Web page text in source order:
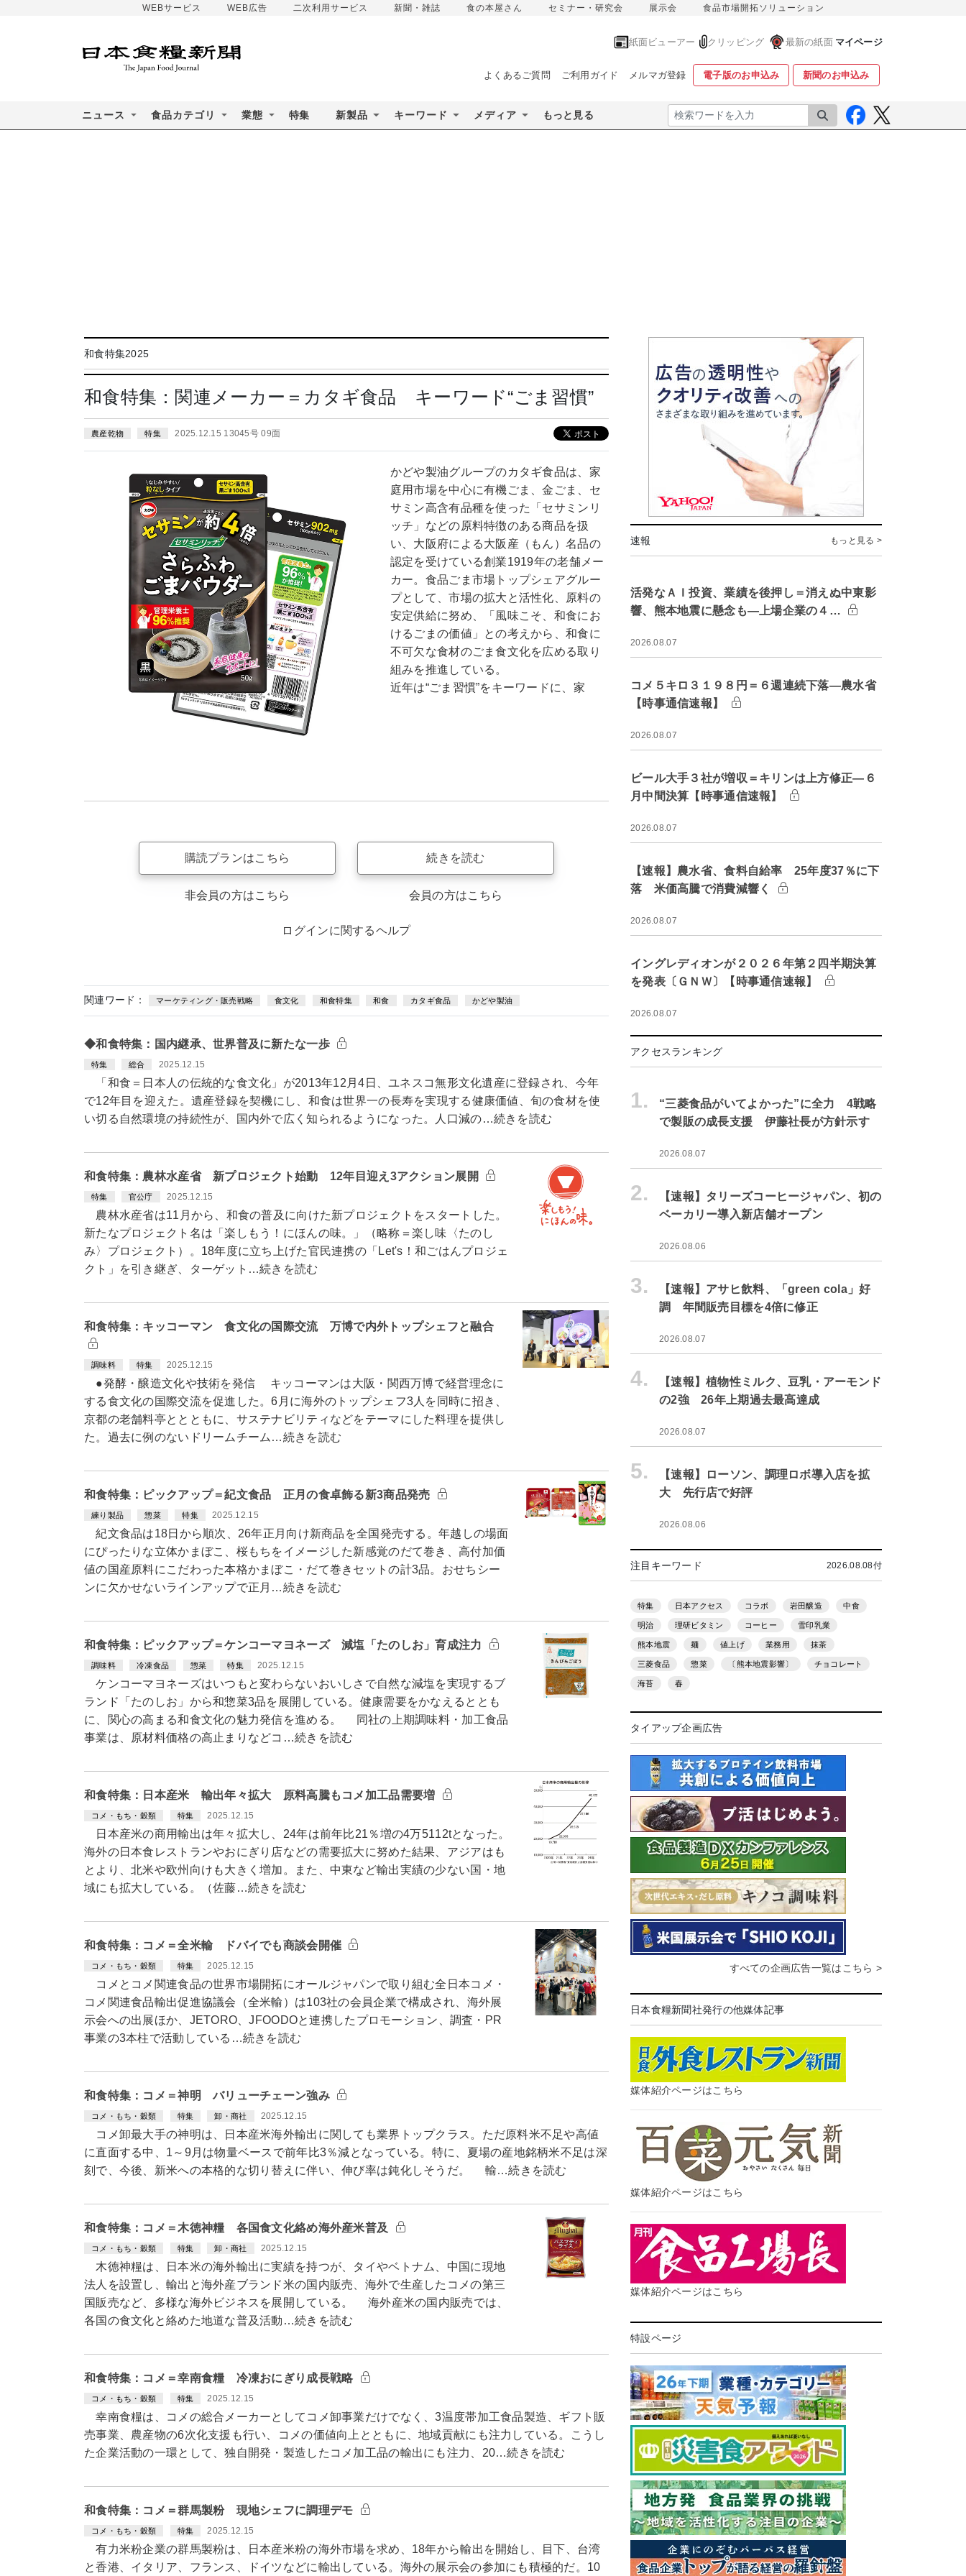
WEBサービス WEB広告 二次利用サービス 新聞・雑誌 食の本屋さん セミナー・研究会 展示会 食品市場開拓ソリューション
紙面ビューアー クリッピング 最新の紙面 マイページ
よくあるご質問 ご利用ガイド メルマガ登録 電子版のお申込み 新聞のお申込み
ニュース 食品カテゴリ 業態 特集 新製品 キーワード メディア もっと見る 検索
和食特集2025
和食特集：関連メーカー＝カタギ食品 キーワード“ごま習慣”
農産乾物 特集 2025.12.15 13045号 09面
かどや製油グループのカタギ食品は、家
庭用市場を中心に有機ごま、金ごま、セ
サミン高含有品種を使った「セサミンリ
ッチ」などの原料特徴のある商品を扱
い、大阪府による大阪産（もん）名品の
認定を受けている創業1919年の老舗メー
カー。食品ごま市場トップシェアグルー
プとして、市場の拡大と活性化、原料の
安定供給に努め、「風味こそ、和食にお
けるごまの価値」との考えから、和食に
不可欠な食材のごま食文化を広める取り
組みを推進している。
近年は“ごま習慣”をキーワードに、家
購読プランはこちら
非会員の方はこちら
続きを読む
会員の方はこちら
ログインに関するヘルプ
関連ワード： マーケティング・販売戦略 食文化 和食特集 和食 カタギ食品 かどや製油
◆和食特集：国内継承、世界普及に新たな一歩
特集 総合 2025.12.15
「和食＝日本人の伝統的な食文化」が2013年12月4日、ユネスコ無形文化遺産に登録され、今年
で12年目を迎えた。遺産登録を契機にし、和食は世界一の長寿を実現する健康価値、旬の食材を使
い切る自然環境の持続性が、国内外で広く知られるようになった。人口減の…続きを読む
和食特集：農林水産省 新プロジェクト始動 12年目迎え3アクション展開
特集 官公庁 2025.12.15
農林水産省は11月から、和食の普及に向けた新プロジェクトをスタートした。
新たなプロジェクト名は「楽しもう！にほんの味。」（略称＝楽し味〈たのし
み〉プロジェクト）。18年度に立ち上げた官民連携の「Let's！和ごはんプロジェ
クト」を引き継ぎ、ターゲット…続きを読む
和食特集：キッコーマン 食文化の国際交流 万博で内外トップシェフと融合
調味料 特集 2025.12.15
●発酵・醸造文化や技術を発信 キッコーマンは大阪・関西万博で経営理念に
する食文化の国際交流を促進した。6月に海外のトップシェフ3人を同時に招き、
京都の老舗料亭ととともに、サステナビリティなどをテーマにした料理を提供し
た。過去に例のないドリームチーム…続きを読む
和食特集：ピックアップ＝紀文食品 正月の食卓飾る新3商品発売
練り製品 惣菜 特集 2025.12.15
紀文食品は18日から順次、26年正月向け新商品を全国発売する。年越しの場面
にぴったりな立体かまぼこ、桜もちをイメージした新感覚のだて巻き、高付加価
値の国産原料にこだわった本格かまぼこ・だて巻きセットの計3品。おせちシー
ンに欠かせないラインアップで正月…続きを読む
和食特集：ピックアップ＝ケンコーマヨネーズ 減塩「たのしお」育成注力
調味料 冷凍食品 惣菜 特集 2025.12.15
ケンコーマヨネーズはいつもと変わらないおいしさで自然な減塩を実現するブ
ランド「たのしお」から和惣菜3品を展開している。健康需要をかなえるととも
に、関心の高まる和食文化の魅力発信を進める。 同社の上期調味料・加工食品
事業は、原材料価格の高止まりなどコ…続きを読む
和食特集：日本産米 輸出年々拡大 原料高騰もコメ加工品需要増
コメ・もち・穀類 特集 2025.12.15
日本産米の商用輸出は年々拡大し、24年は前年比21％増の4万5112tとなった。
海外の日本食レストランやおにぎり店などの需要拡大に努めた結果、アジアはも
とより、北米や欧州向けも大きく増加。また、中東など輸出実績の少ない国・地
域にも拡大している。（佐藤…続きを読む
和食特集：コメ＝全米輸 ドバイでも商談会開催
コメ・もち・穀類 特集 2025.12.15
コメとコメ関連食品の世界市場開拓にオールジャパンで取り組む全日本コメ・
コメ関連食品輸出促進協議会（全米輸）は103社の会員企業で構成され、海外展
示会への出展ほか、JETORO、JFOODOと連携したプロモーション、調査・PR
事業の3本柱で活動している…続きを読む
和食特集：コメ＝神明 バリューチェーン強み
コメ・もち・穀類 特集 卸・商社 2025.12.15
コメ卸最大手の神明は、日本産米海外輸出に関しても業界トップクラス。ただ原料米不足や高値
に直面する中、1～9月は物量ベースで前年比3％減となっている。特に、夏場の産地銘柄米不足は深
刻で、今後、新米への本格的な切り替えに伴い、伸び率は鈍化しそうだ。 輸…続きを読む
和食特集：コメ＝木徳神糧 各国食文化絡め海外産米普及
コメ・もち・穀類 特集 卸・商社 2025.12.15
木徳神糧は、日本米の海外輸出に実績を持つが、タイやベトナム、中国に現地
法人を設置し、輸出と海外産ブランド米の国内販売、海外で生産したコメの第三
国販売など、多様な海外ビジネスを展開している。 海外産米の国内販売では、
各国の食文化と絡めた地道な普及活動…続きを読む
和食特集：コメ＝幸南食糧 冷凍おにぎり成長戦略
コメ・もち・穀類 特集 2025.12.15
幸南食糧は、コメの総合メーカーとしてコメ卸事業だけでなく、3温度帯加工食品製造、ギフト販
売事業、農産物の6次化支援も行い、コメの価値向上とともに、地域貢献にも注力している。こうし
た企業活動の一環として、独自開発・製造したコメ加工品の輸出にも注力、20…続きを読む
和食特集：コメ＝群馬製粉 現地シェフに調理デモ
コメ・もち・穀類 特集 2025.12.15
有力米粉企業の群馬製粉は、日本産米粉の海外市場を求め、18年から輸出を開始し、目下、台湾
と香港、イタリア、フランス、ドイツなどに輸出している。海外の展示会の参加にも積極的だ。10
速報 もっと見る >
活発なＡＩ投資、業績を後押し＝消えぬ中東影
響、熊本地震に懸念も―上場企業の４…
2026.08.07
コメ５キロ３１９８円＝６週連続下落―農水省
【時事通信速報】
2026.08.07
ビール大手３社が増収＝キリンは上方修正―６
月中間決算【時事通信速報】
2026.08.07
【速報】農水省、食料自給率 25年度37％に下
落 米価高騰で消費減響く
2026.08.07
イングレディオンが２０２６年第２四半期決算
を発表〔ＧＮＷ〕【時事通信速報】
2026.08.07
アクセスランキング
1.
“三菱食品がいてよかった”に全力 4戦略
で製販の成長支援 伊藤社長が方針示す
2026.08.07
2.
【速報】タリーズコーヒージャパン、初の
ベーカリー導入新店舗オープン
2026.08.06
3.
【速報】アサヒ飲料、「green cola」好
調 年間販売目標を4倍に修正
2026.08.07
4.
【速報】植物性ミルク、豆乳・アーモンド
の2強 26年上期過去最高達成
2026.08.07
5.
【速報】ローソン、調理ロボ導入店を拡
大 先行店で好評
2026.08.06
注目キーワード 2026.08.08付
特集 日本アクセス コラボ 岩田醸造 中食
明治 理研ビタミン コーヒー 雪印乳業
熊本地震 麺 値上げ 業務用 抹茶
三菱食品 惣菜 〔熊本地震影響〕 チョコレート
海苔 春
タイアップ企画広告
すべての企画広告一覧はこちら >
日本食糧新聞社発行の他媒体記事
媒体紹介ページはこちら
媒体紹介ページはこちら
媒体紹介ページはこちら
特設ページ